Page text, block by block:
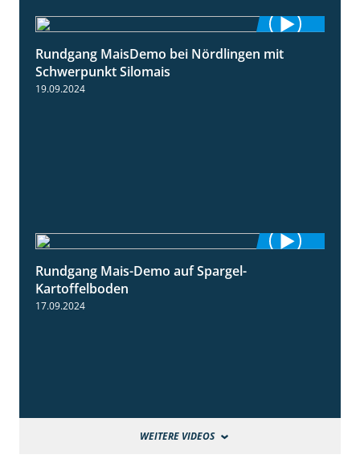
10:51
Rundgang MaisDemo bei Nördlingen mit
Schwerpunkt Silomais
19.09.2024
Rundgang Mais-Demo auf Spargel-
Kartoffelboden
17.09.2024
WEITERE VIDEOS